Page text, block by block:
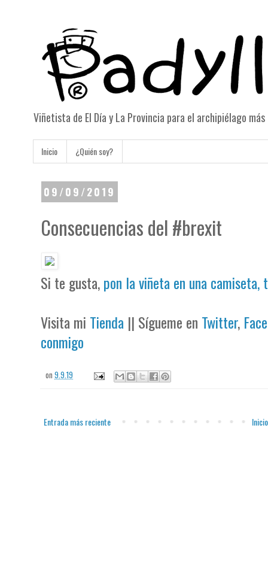
Viñetista de El Día y La Provincia para el archipiélago
Inicio ¿Quién soy?
09/09/2019
Consecuencias del #brexit
Si te gusta,pon la viñeta en una camiseta,
Visita mi Tienda || Sígueme en Twitter,
conmigo
on9.9.19
Entrada más reciente Inicio